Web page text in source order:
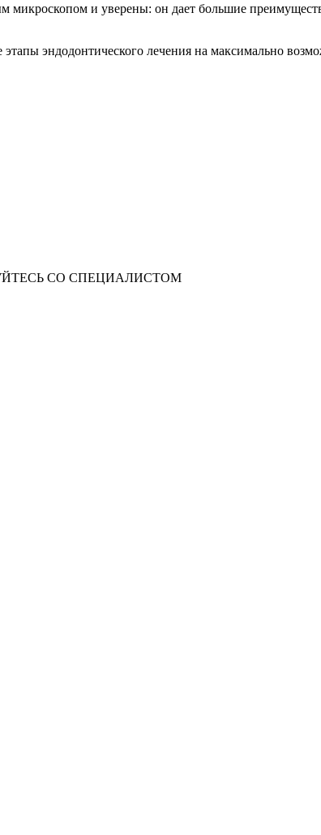
и уверены: он дает большие
эндодонтического лечения на максимально
СО СПЕЦИАЛИСТОМ